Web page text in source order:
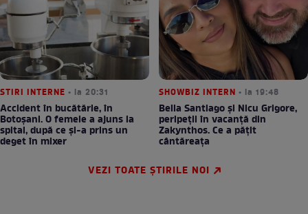
STIRI INTERNE • la 20:31
Accident în bucătărie, în
Botoșani. O femeie a ajuns la
spital, după ce și-a prins un
deget în mixer
SHOWBIZ INTERN • la 19:48
Bella Santiago și Nicu Grigore,
peripeții în vacanță din
Zakynthos. Ce a pățit
cântăreața
VEZI TOATE ȘTIRILE NOI